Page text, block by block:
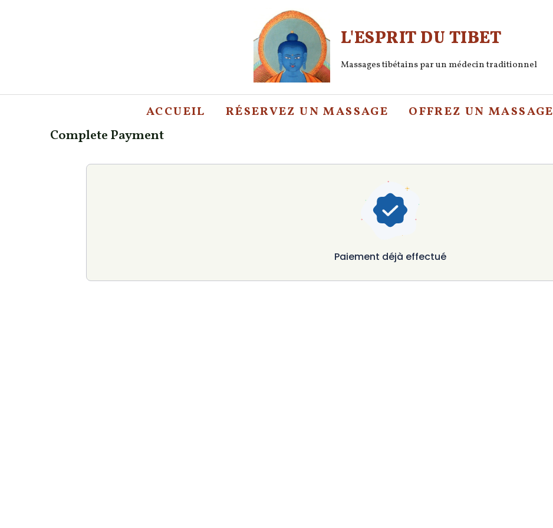
L'ESPRIT DU TIBET
Massages tibétains par un médecin traditionnel
ACCUEIL RÉSERVEZ UN MASSAGE OFFREZ UN MASSAGE
Complete Payment
Paiement déjà effectué